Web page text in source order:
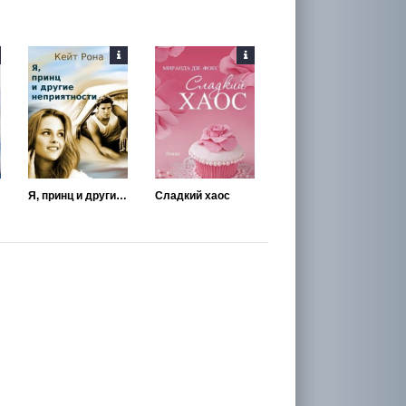
Я, принц и другие неприятности Сладкий хаос